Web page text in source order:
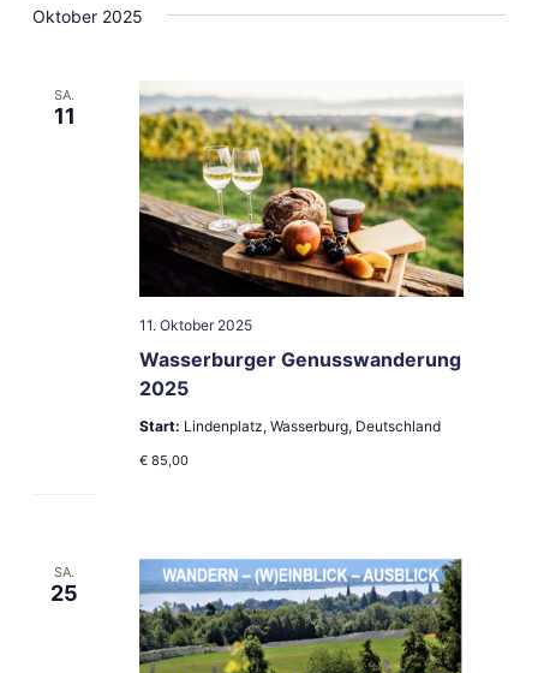
Oktober 2025
SA.
11
Wasserburger Genusswanderung
2025
11. Oktober 2025
Start: Lindenplatz, Wasserburg, Deutschland
€ 85,00
SA.
25